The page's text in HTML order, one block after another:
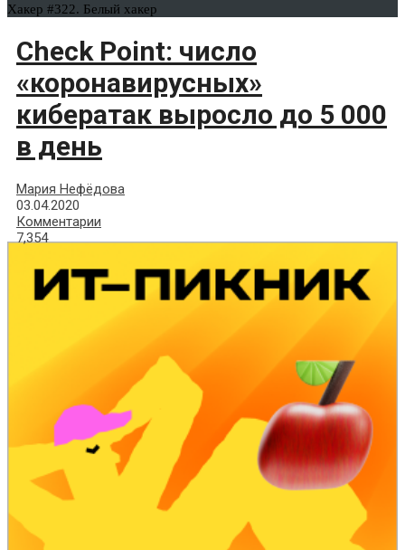
Хакер #322. Белый хакер
Check Point: число
«коронавирусных»
кибератак выросло до 5 000
в день
Мария Нефёдова
03.04.2020
Комментарии
7,354